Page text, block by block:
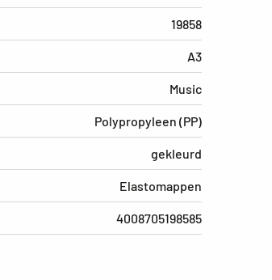
19858
A3
Music
Polypropyleen (PP)
gekleurd
Elastomappen
4008705198585